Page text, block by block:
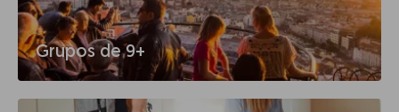
Grupos de 9+